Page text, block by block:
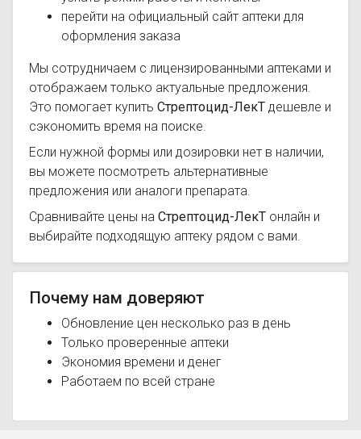
перейти на официальный сайт аптеки для
оформления заказа
Мы сотрудничаем с лицензированными аптеками и
отображаем только актуальные предложения.
Это помогает купить Стрептоцид-ЛекТ дешевле и
сэкономить время на поиске.
Если нужной формы или дозировки нет в наличии,
вы можете посмотреть альтернативные
предложения или аналоги препарата.
Сравнивайте цены на Стрептоцид-ЛекТ онлайн и
выбирайте подходящую аптеку рядом с вами.
Почему нам доверяют
Обновление цен несколько раз в день
Только проверенные аптеки
Экономия времени и денег
Работаем по всей стране